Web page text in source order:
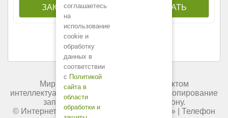
Мир мебели России является объектом
интеллектуальной собственности. Любое копирование
запрещено и преследуется по закону.
© Интернет-магазин « Мир мебели России
» | Телефон
соглашаетесь
на
использование
cookie и
обработку
данных в
соответствии
с Политикой
сайта в
области
обработки и